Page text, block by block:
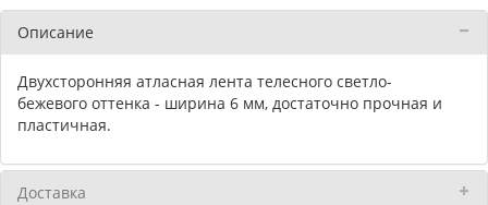
Описание
Двухсторонняя атласная лента телесного светло-
бежевого оттенка - ширина 6 мм, достаточно прочная и
пластичная.
Доставка